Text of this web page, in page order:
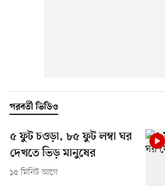
পরবর্তী ভিডিও
৫ ফুট চওড়া, ৮৫ ফুট লম্বা ঘর
দেখতে ভিড় মানুষের
১৫ মিনিট আগে